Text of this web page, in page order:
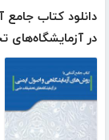
دانلود کتاب
در آزمایشگاه‌های